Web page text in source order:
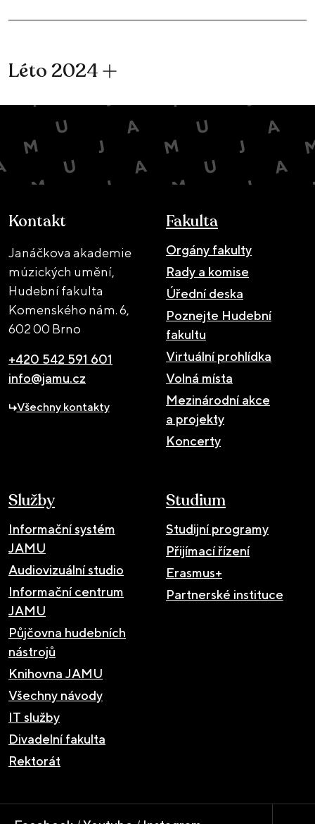
Léto 2024
Kontakt
Janáčkova akademie
múzických umění,
Hudební fakulta
Komenského nám. 6,
602 00 Brno
+420 542 591 601
info@jamu.cz
Všechny kontakty
Fakulta
Orgány fakulty
Rady a komise
Úřední deska
Poznejte Hudební
fakultu
Virtuální prohlídka
Volná místa
Mezinárodní akce
a projekty
Koncerty
Služby
Informační systém
JAMU
Audiovizuální studio
Informační centrum
JAMU
Půjčovna hudebních
nástrojů
Knihovna JAMU
Všechny návody
IT služby
Divadelní fakulta
Rektorát
Studium
Studijní programy
Přijímací řízení
Erasmus+
Partnerské instituce